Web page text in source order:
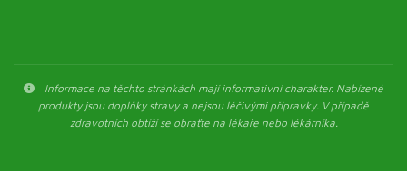
Informace na těchto stránkách mají informativní charakter. Nabízené
produkty jsou doplňky stravy a nejsou léčivými přípravky. V případě
zdravotních obtíží se obraťte na lékaře nebo lékárníka.